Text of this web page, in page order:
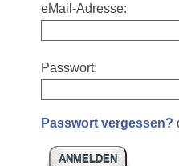
eMail-Adresse:
Passwort:
Passwort vergessen?
ANMELDEN